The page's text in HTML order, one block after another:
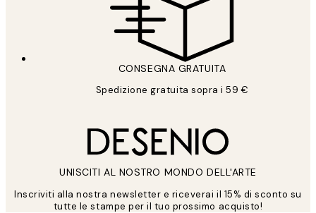
CONSEGNA GRATUITA
Spedizione gratuita sopra i 59 €
UNISCITI AL NOSTRO MONDO DELL'ARTE
Inscriviti alla nostra newsletter e riceverai il 15% di sconto su
tutte le stampe per il tuo prossimo acquisto!